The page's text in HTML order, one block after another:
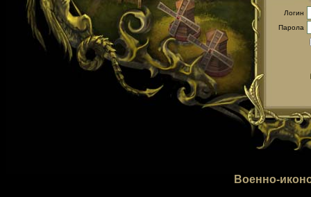
Логин
Парола
Военно-